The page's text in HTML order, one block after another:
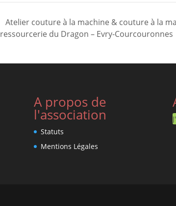
Atelier couture à la machine & couture à la
ressourcerie du Dragon – Evry-Courcouronnes
A propos de
l'association
Statuts
Mentions Légales